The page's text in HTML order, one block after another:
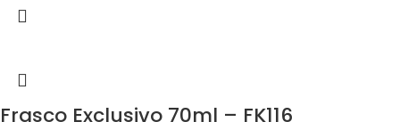
Frasco Exclusivo 70ml – FK116